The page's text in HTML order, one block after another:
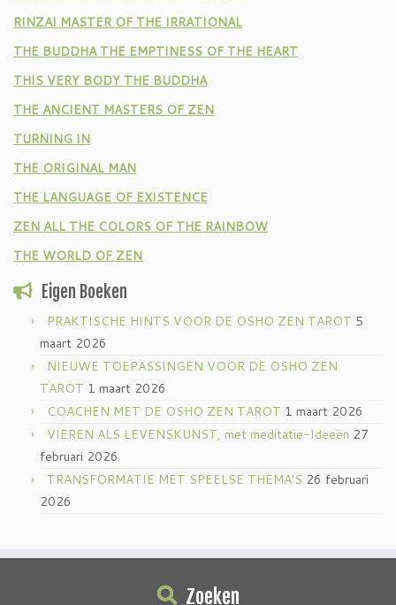
RINZAI MASTER OF THE IRRATIONAL
THE BUDDHA THE EMPTINESS OF THE HEART
THIS VERY BODY THE BUDDHA
THE ANCIENT MASTERS OF ZEN
TURNING IN
THE ORIGINAL MAN
THE LANGUAGE OF EXISTENCE
ZEN ALL THE COLORS OF THE RAINBOW
THE WORLD OF ZEN
Eigen Boeken
PRAKTISCHE HINTS VOOR DE OSHO ZEN TAROT 5
maart 2026
NIEUWE TOEPASSINGEN VOOR DE OSHO ZEN
TAROT 1 maart 2026
COACHEN MET DE OSHO ZEN TAROT 1 maart 2026
VIEREN ALS LEVENSKUNST, met meditatie-Ideeën 27
februari 2026
TRANSFORMATIE MET SPEELSE THEMA’S 26 februari
2026
Zoeken